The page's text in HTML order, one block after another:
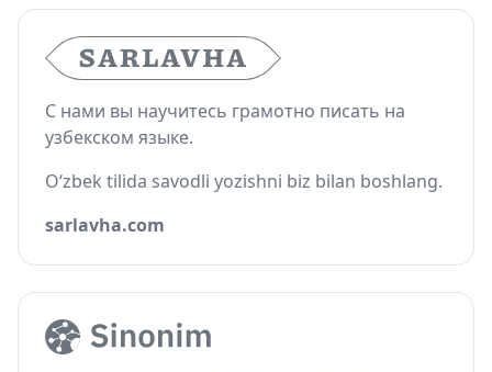
С нами вы научитесь грамотно писать на
узбекском языке.
O‘zbek tilida savodli yozishni biz bilan boshlang.
sarlavha.com